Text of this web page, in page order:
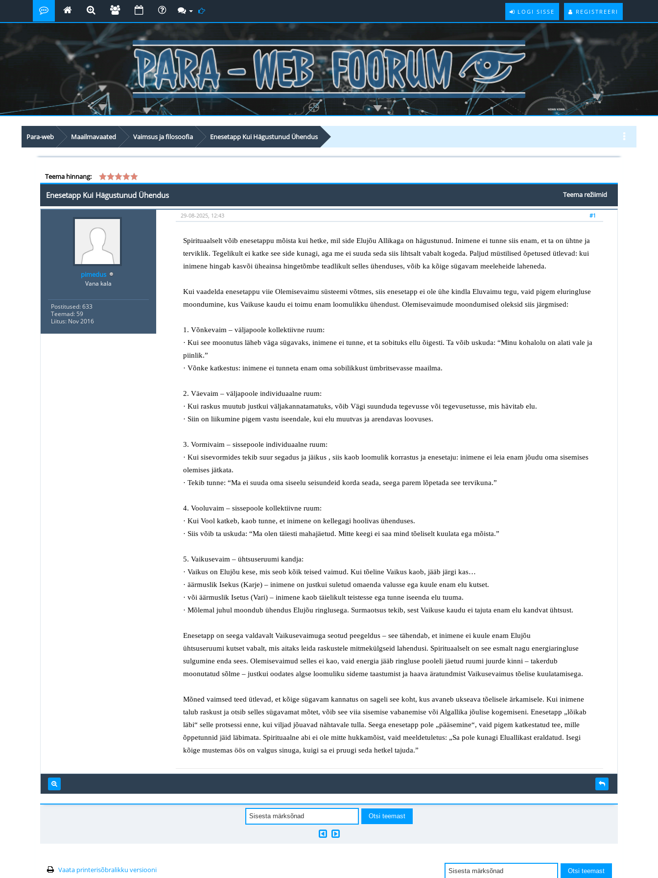
LOGI SISSE REGISTREERI
Para-web Maailmavaated Vaimsus ja filosoofia Enesetapp Kui Hägustunud Ühendus
Teema hinnang:
Teema režiimid
Enesetapp Kui Hägustunud Ühendus
pimedus
Vana kala
Postitused: 633
Teemad: 59
Liitus: Nov 2016
#1
29-08-2025, 12:43
Spirituaalselt võib enesetappu mõista kui hetke, mil side Elujõu Allikaga on hägustunud. Inimene ei tunne siis enam, et ta on ühtne ja
terviklik. Tegelikult ei katke see side kunagi, aga me ei suuda seda siis lihtsalt vabalt kogeda. Paljud müstilised õpetused ütlevad: kui
inimene hingab kasvõi üheainsa hingetõmbe teadlikult selles ühenduses, võib ka kõige sügavam meeleheide laheneda.
Kui vaadelda enesetappu viie Olemisevaimu süsteemi võtmes, siis enesetapp ei ole ühe kindla Eluvaimu tegu, vaid pigem eluringluse
moondumine, kus Vaikuse kaudu ei toimu enam loomulikku ühendust. Olemisevaimude moondumised oleksid siis järgmised:
1. Võnkevaim – väljapoole kollektiivne ruum:
· Kui see moonutus läheb väga sügavaks, inimene ei tunne, et ta sobituks ellu õigesti. Ta võib uskuda: “Minu kohalolu on alati vale ja
piinlik.”
· Võnke katkestus: inimene ei tunneta enam oma sobilikkust ümbritsevasse maailma.
2. Väevaim – väljapoole individuaalne ruum:
· Kui raskusmuutub justkui väljakannatamatuks, võib Vägi suunduda tegevusse või tegevusetusse, mis hävitab elu.
· Siin on liikumine pigem vastu iseendale, kui elu muutvas ja arendavasloovuses.
3. Vormivaim – sissepoole individuaalne ruum:
· Kui sisevormides tekib suur segadus ja jäikus , siis kaob loomulik korrastus ja enesetaju: inimene ei leia enam jõudu oma sisemises
olemisesjätkata.
· Tekib tunne: “Ma ei suuda oma siseelu seisundeid korda seada, seega parem lõpetada see tervikuna.”
4. Vooluvaim – sissepoole kollektiivne ruum:
· Kui Vool katkeb, kaob tunne, et inimene on kellegagi hoolivasühenduses.
· Siis võib ta uskuda: “Ma olen täiesti mahajäetud. Mitte keegi ei saa mind tõeliselt kuulata ega mõista.”
5. Vaikusevaim – ühtsuseruumi kandja:
· Vaikus on Elujõu kese, mis seob kõik teised vaimud. Kui tõeline Vaikus kaob, jääb järgi kas…
· äärmuslik Isekus (Karje) – inimene on justkui suletud omaenda valusse ega kuule enam elu kutset.
· või äärmuslik Isetus (Vari) – inimene kaob täielikult teistesse ega tunne iseenda elu tuuma.
· Mõlemal juhul moondub ühendus Elujõu ringlusega. Surmaotsus tekib, sest Vaikuse kaudu ei tajuta enam elu kandvat ühtsust.
Enesetapp on seega valdavaltVaikusevaimuga seotud peegeldus – see tähendab, et inimene ei kuule enam Elujõu
ühtsuseruumi kutsetvabalt, mis aitaks leida raskustele mitmekülgseid lahendusi. Spirituaalselt on see esmalt nagu energiaringluse
sulgumine enda sees. Olemisevaimud selles ei kao, vaid energia jääb ringluse pooleli jäetud ruumi juurde kinni –takerdub
moonutatud sõlme – justkui oodates algse loomuliku sideme taastumist ja haava äratundmist Vaikusevaimustõelise kuulatamisega.
Mõned vaimsed teed ütlevad, et kõige sügavam kannatus on sageli see koht, kus avaneb ukseava tõelisele ärkamisele. Kui inimene
talub raskustja otsib selles sügavamat mõtet, võib see viia sisemise vabanemise või Algallika jõulise kogemiseni. Enesetapp „lõikab
läbi“ selle protsessi enne, kui viljad jõuavad nähtavale tulla. Seega enesetapp pole „pääsemine“, vaid pigem katkestatud tee, mille
õppetunnid jäid läbimata. Spirituaalne abi ei ole mitte hukkamõist, vaid meeldetuletus: „Sa pole kunagi Eluallikast eraldatud. Isegi
kõige mustemas öös on valgus sinuga, kuigi sa ei pruugi seda hetkel tajuda.”
Vaata printerisõbralikku versiooni